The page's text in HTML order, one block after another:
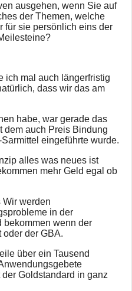
ausgehen, wenn Sie auf
der Themen, welche
für sie persönlich eins der
ich mal auch längerfristig
dass wir das am
habe, war gerade das
dem auch Preis Bindung
eingeführte wurde.
alles was neues ist
mehr Geld egal ob
Wir werden
in der
bekommen wenn der
oder der GBA.
über ein Tausend
Goldstandard in ganz